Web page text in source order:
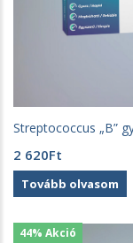
Streptococcus „B”
2 620Ft
Tovább olvasom
44% Akció